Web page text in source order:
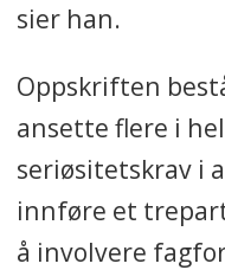
sier han.
Oppskriften
ansette flere i
seriøsitetskrav i
innføre et
å involvere